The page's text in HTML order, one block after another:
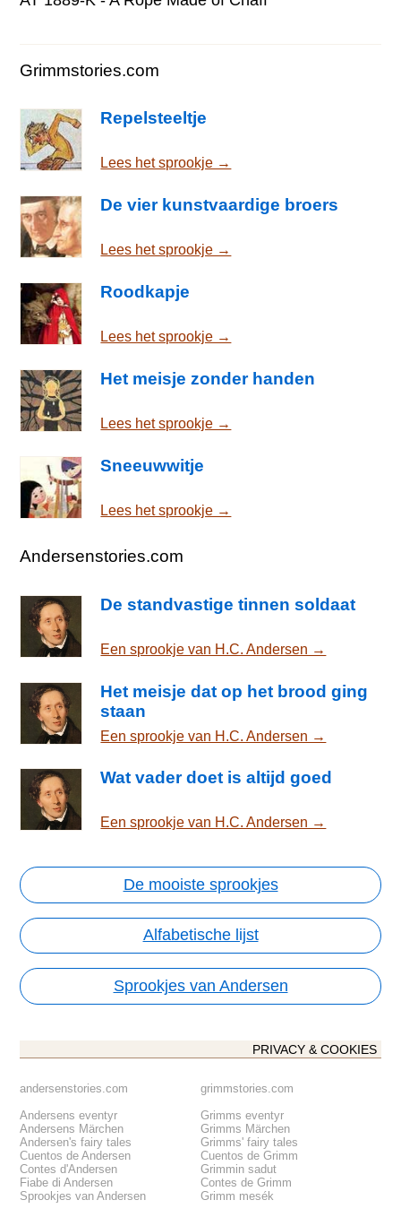
Grimmstories.com
Repelsteeltje
Lees het sprookje →
De vier kunstvaardige broers
Lees het sprookje →
Roodkapje
Lees het sprookje →
Het meisje zonder handen
Lees het sprookje →
Sneeuwwitje
Lees het sprookje →
Andersenstories.com
De standvastige tinnen soldaat
Een sprookje van H.C. Andersen →
Het meisje dat op het brood ging
staan
Een sprookje van H.C. Andersen →
Wat vader doet is altijd goed
Een sprookje van H.C. Andersen →
De mooiste sprookjes
Alfabetische lijst
Sprookjes van Andersen
PRIVACY & COOKIES
andersenstories.com
Andersens eventyr
Andersens Märchen
Andersen's fairy tales
Cuentos de Andersen
Contes d'Andersen
Fiabe di Andersen
Sprookjes van Andersen
grimmstories.com
Grimms eventyr
Grimms Märchen
Grimms' fairy tales
Cuentos de Grimm
Grimmin sadut
Contes de Grimm
Grimm mesék